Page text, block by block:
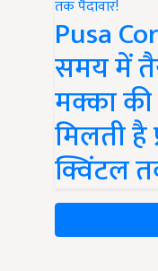
Pusa
समय में
मक्का
मिलती है
क्विंटल